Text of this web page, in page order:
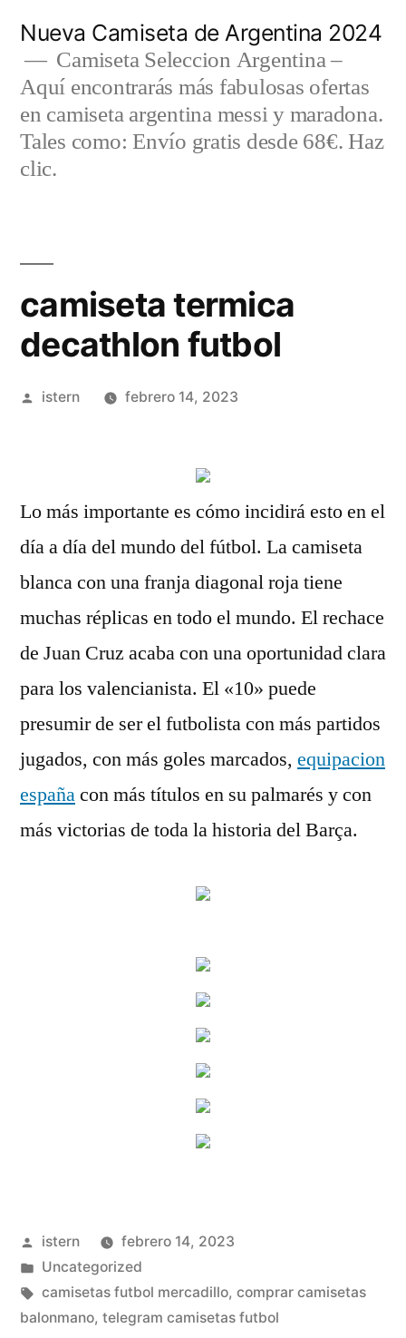
contenido
Nueva Camiseta de Argentina 2024
Camiseta Seleccion Argentina –
Aquí encontrarás más fabulosas ofertas
en camiseta argentina messi y maradona.
Tales como: Envío gratis desde 68€. Haz
clic.
camiseta termica
decathlon futbol
Publicado
istern febrero 14, 2023
Lo más importante es cómo incidirá esto en el
día a día del mundo del fútbol. La camiseta
blanca con una franja diagonal roja tiene
muchas réplicas en todo el mundo. El rechace
de Juan Cruz acaba con una oportunidad clara
para los valencianista. El «10» puede
presumir de ser el futbolista con más partidos
jugados, con más goles marcados, equipacion
españacon más títulos en su palmarés y con
más victorias de toda la historia del Barça.
Publicado
por
istern
febrero 14, 2023
Publicado
en
Uncategorized
Etiquetas:
camisetas futbol mercadillo, comprar camisetas
balonmano, telegram camisetas futbol